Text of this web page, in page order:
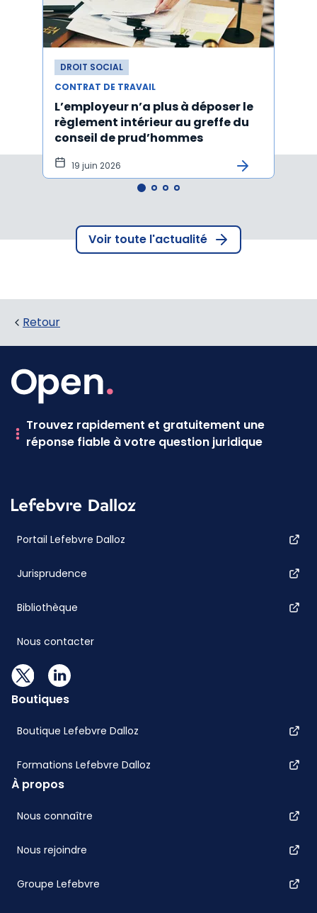
DROIT SOCIAL
CONTRAT DE TRAVAIL
L’employeur n’a plus à déposer le
règlement intérieur au greffe du
conseil de prud’hommes
19 juin 2026
Voir toute l'actualité
Retour
Trouvez rapidement et gratuitement une
réponse fiable à votre question juridique
Portail Lefebvre Dalloz
Jurisprudence
Bibliothèque
Nous contacter
Boutiques
Boutique Lefebvre Dalloz
Formations Lefebvre Dalloz
À propos
Nous connaître
Nous rejoindre
Groupe Lefebvre